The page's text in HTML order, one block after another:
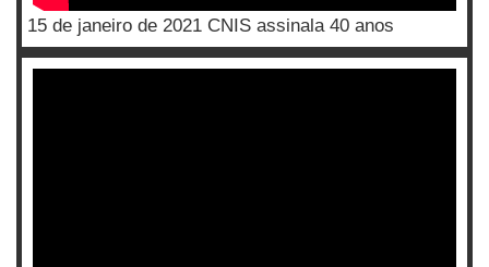
15 de janeiro de 2021 CNIS assinala 40 anos